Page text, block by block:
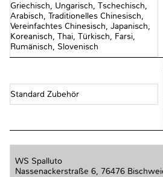
Griechisch, Ungarisch, Tschechisch,
Arabisch, Traditionelles Chinesisch,
Vereinfachtes Chinesisch, Japanisch,
Koreanisch, Thai, Türkisch, Farsi,
Rumänisch, Slovenisch
Standard Zubehör
WS Spalluto
Nassenackerstraße 6, 76476